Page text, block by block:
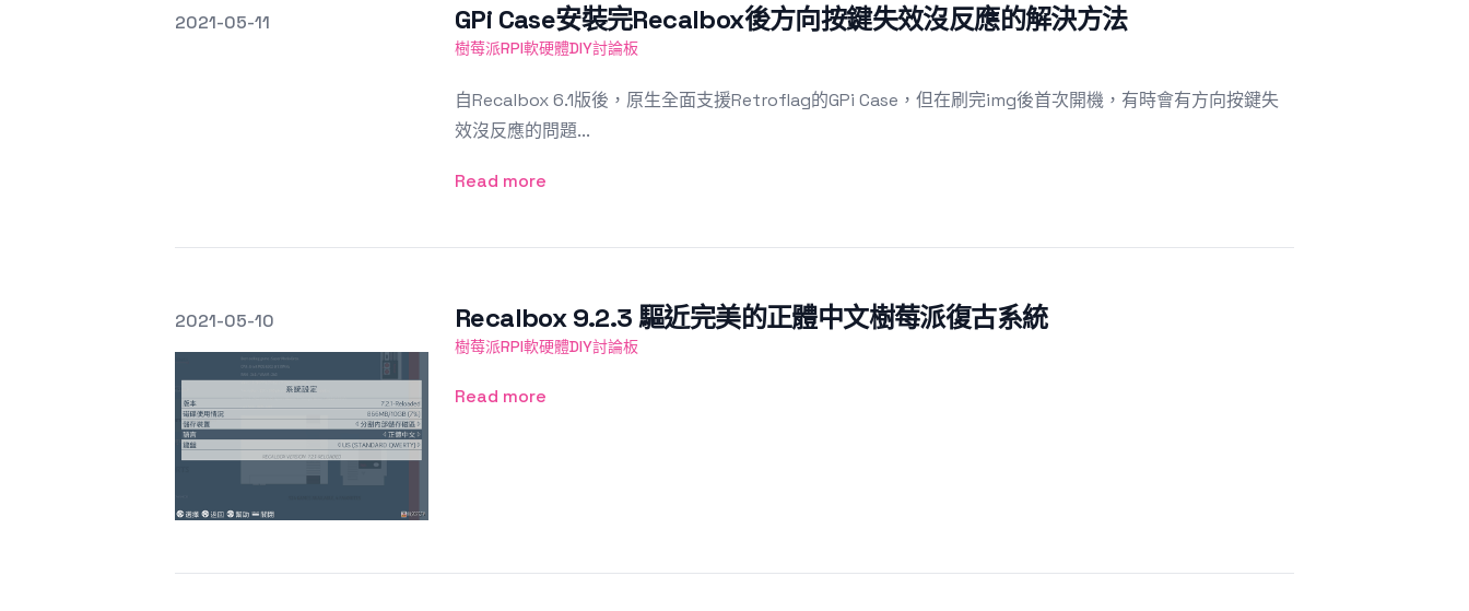
發文於
2021-05-11
GPi Case安裝完Recalbox後方向按鍵失效沒反應的解決方法
樹莓派RPI軟硬體DIY討論板
自Recalbox 6.1版後，原生全面支援Retroflag的GPi Case，但在刷完img後首次開機，有時會有方向按鍵失
效沒反應的問題...
Read more
發文於
2021-05-10
Recalbox 9.2.3 驅近完美的正體中文樹莓派復古系統
樹莓派RPI軟硬體DIY討論板
Read more